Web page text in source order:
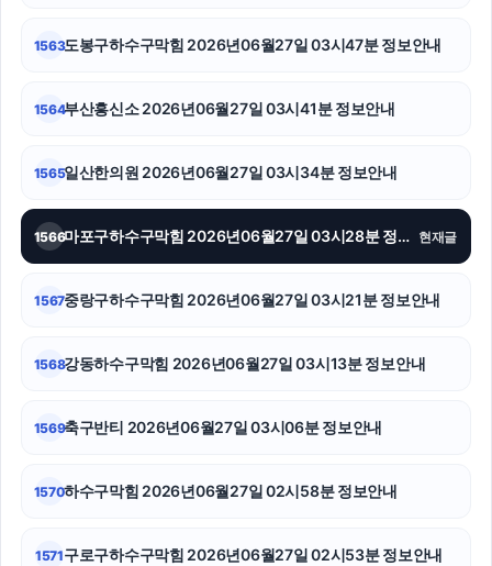
수원이혼변호사
구리하수구막힘
구로하수구막힘
인천탐정사무소
흥신소
1563도봉구하수구막힘 2026년06월27일 03시47분 정보안내
1564부산흥신소 2026년06월27일 03시41분 정보안내
1565일산한의원 2026년06월27일 03시34분 정보안내
1566 마포구하수구막힘 2026년06월27일 03시28분 정보안내 현재글
1567중랑구하수구막힘 2026년06월27일 03시21분 정보안내
1568강동하수구막힘 2026년06월27일 03시13분 정보안내
1569축구반티 2026년06월27일 03시06분 정보안내
1570하수구막힘 2026년06월27일 02시58분 정보안내
1571구로구하수구막힘 2026년06월27일 02시53분 정보안내